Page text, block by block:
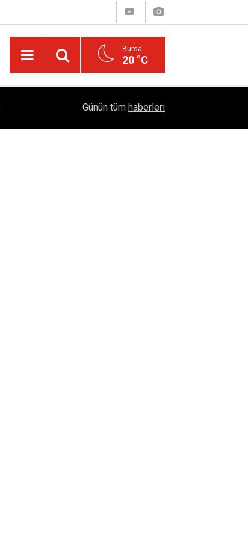
Bursa
20 °C
Adalet Çağrısı
Günün tüm haberleri